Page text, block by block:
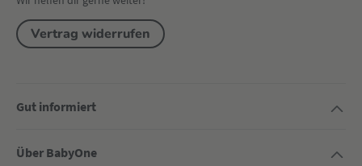
Vertrag widerrufen
Gut informiert
Über BabyOne